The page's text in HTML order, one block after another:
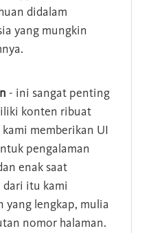
didalam
yang mungkin
- ini sangat penting
konten ribuat
memberikan UI
pengalaman
enak saat
itu kami
lengkap, mulia
nomor halaman.